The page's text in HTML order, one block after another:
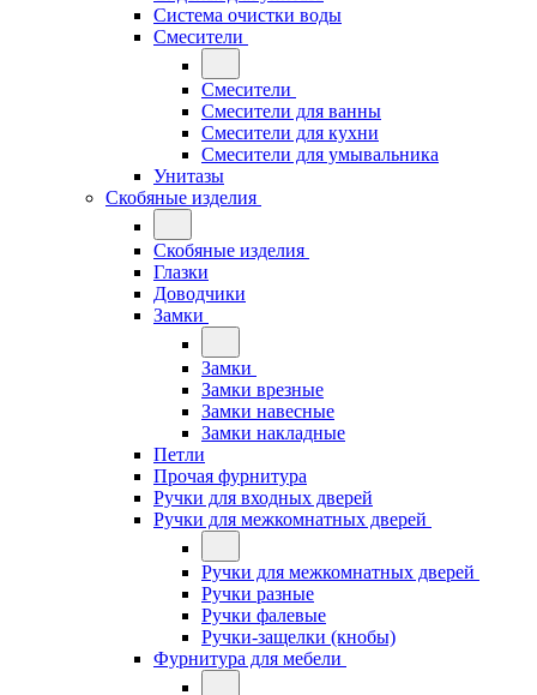
Система очистки воды
Смесители
Смесители
Смесители для ванны
Смесители для кухни
Смесители для умывальника
Унитазы
Скобяные изделия
Скобяные изделия
Глазки
Доводчики
Замки
Замки
Замки врезные
Замки навесные
Замки накладные
Петли
Прочая фурнитура
Ручки для входных дверей
Ручки для межкомнатных дверей
Ручки для межкомнатных дверей
Ручки разные
Ручки фалевые
Ручки-защелки (кнобы)
Фурнитура для мебели